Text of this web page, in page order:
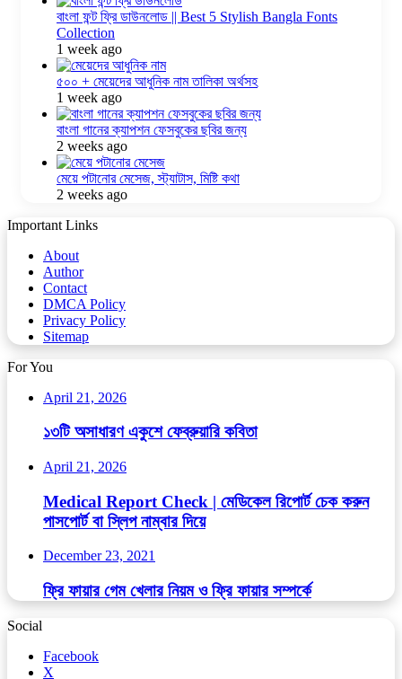
বাংলা ফন্ট ফ্রি ডাউনলোড || Best 5 Stylish Bangla Fonts
Collection
1 week ago
৫০০ + মেয়েদের আধুনিক নাম তালিকা অর্থসহ
1 week ago
বাংলা গানের ক্যাপশন ফেসবুকের ছবির জন্য
2 weeks ago
মেয়ে পটানোর মেসেজ, স্ট্যাটাস, মিষ্টি কথা
2 weeks ago
Important Links
About
Author
Contact
DMCA Policy
Privacy Policy
Sitemap
For You
April 21, 2026
১৩টি অসাধারণ একুশে ফেব্রুয়ারি কবিতা
April 21, 2026
Medical Report Check | মেডিকেল রিপোর্ট চেক করুন
পাসপোর্ট বা স্লিপ নাম্বার দিয়ে
December 23, 2021
ফ্রি ফায়ার গেম খেলার নিয়ম ও ফ্রি ফায়ার সম্পর্কে
Social
Facebook
X